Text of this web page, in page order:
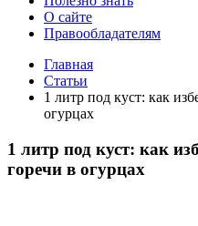
О сайте
Правообладателям
Главная
Статьи
1 литр под куст: как
огурцах
1 литр под куст: как
горечи в огурцах